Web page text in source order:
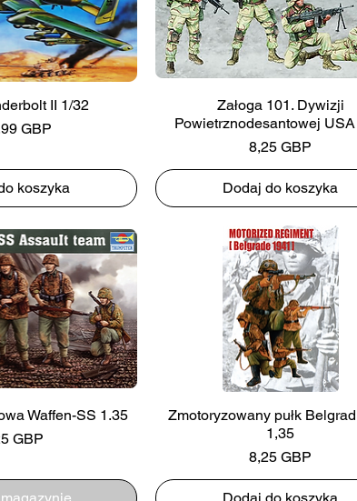
II 1/32
GBP
koszyka
Załoga 101. Dywizji
Powietrznodesantowej
Cena
8,25 GBP
Dodaj do koszyka
Waffen-SS 1.35
GBP
Zmotoryzowany pułk
1,35
Cena
8,25 GBP